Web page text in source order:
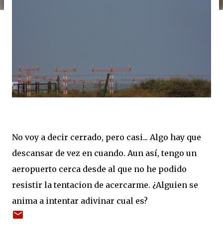
No voy a decir cerrado, pero casi... Algo hay que
descansar de vez en cuando. Aun así, tengo un
aeropuerto cerca desde al que no he podido
resistir la tentacion de acercarme. ¿Alguien se
anima a intentar adivinar cual es?